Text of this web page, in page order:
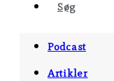
Søg
Podcast
Artikler